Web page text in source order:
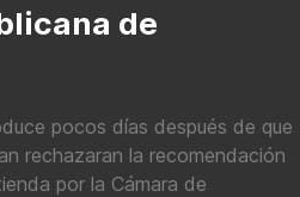
de
pocos días después de que
rechazaran la recomendación
por la Cámara de